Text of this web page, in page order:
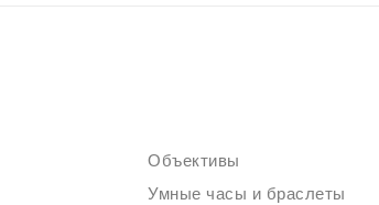
Объективы
Умные часы и браслеты